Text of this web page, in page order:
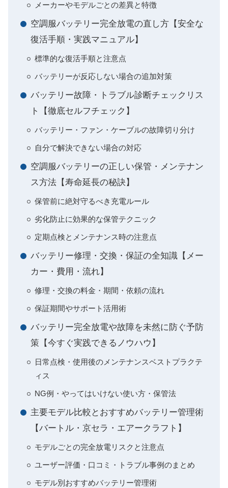
メーカーやモデルごとの差異と特徴
空調服バッテリー完全放電の直し方【安全な
復活手順・実践マニュアル】
標準的な復活手順と注意点
バッテリーが反応しない場合の追加対策
バッテリー故障・トラブル診断チェックリス
ト【徹底セルフチェック】
バッテリー・ファン・ケーブルの故障切り分け
自分で解決できない場合の対応
空調服バッテリーの正しい保管・メンテナン
ス方法【寿命延長の秘訣】
保管前に絶対守るべき充電ルール
劣化防止に効果的な保管テクニック
定期点検とメンテナンス時の注意点
バッテリー修理・交換・保証の全知識【メー
カー・費用・流れ】
修理・交換の料金・期間・依頼の流れ
保証期間やサポート活用術
バッテリー完全放電や故障を未然に防ぐ予防
策【今すぐ実践できるノウハウ】
日常点検・使用後のメンテナンスベストプラクテ
ィス
NG例・やってはいけない使い方・保管法
主要モデル比較とおすすめバッテリー管理術
【バートル・京セラ・エアークラフト】
モデルごとの完全放電リスクと注意点
ユーザー評価・口コミ・トラブル事例のまとめ
モデル別おすすめバッテリー管理術